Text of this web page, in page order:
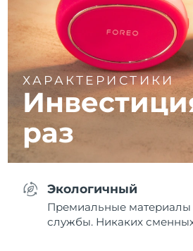
ХАРАКТЕРИСТИКИ
раз
Экологичный
Премиальные материалы
службы. Никаких